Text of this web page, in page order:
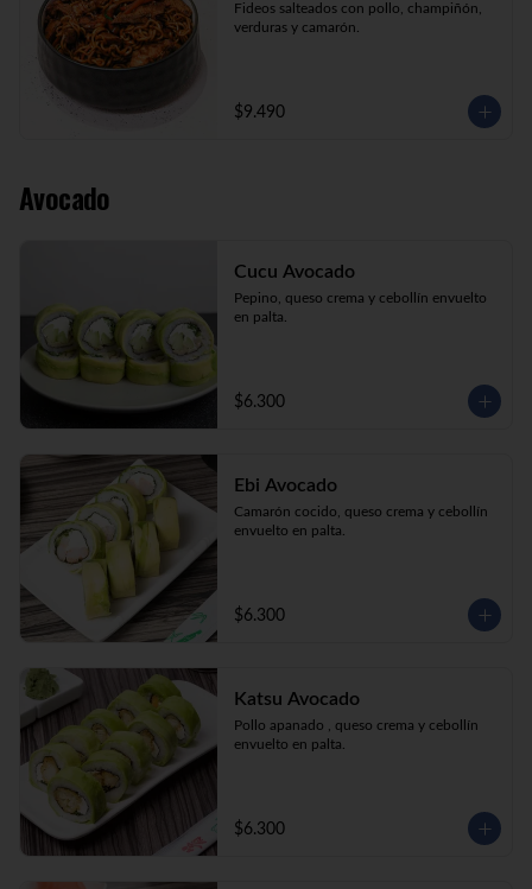
Fideos salteados con pollo, champiñón,
verduras y camarón.
$9.490
Avocado
Cucu Avocado
Pepino, queso crema y cebollín envuelto
en palta.
$6.300
Ebi Avocado
Camarón cocido, queso crema y cebollín
envuelto en palta.
$6.300
Katsu Avocado
Pollo apanado , queso crema y cebollín
envuelto en palta.
$6.300